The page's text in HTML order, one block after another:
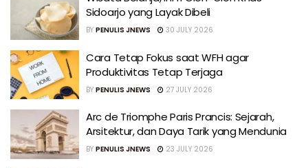
Sidoarjo yang Layak Dibeli
BY PENULIS JNEWS 30 JULY 2026
Cara Tetap Fokus saat WFH agar
Produktivitas Tetap Terjaga
BY PENULIS JNEWS 27 JULY 2026
Arc de Triomphe Paris Prancis: Sejarah,
Arsitektur, dan Daya Tarik yang Mendunia
BY PENULIS JNEWS 23 JULY 2026